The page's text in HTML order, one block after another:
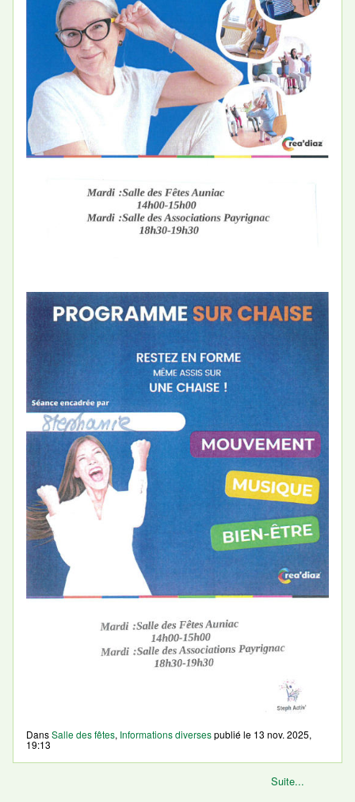
DansSalle des fêtes, Informations diversespublié le 13 nov. 2025,
19:13
Suite...